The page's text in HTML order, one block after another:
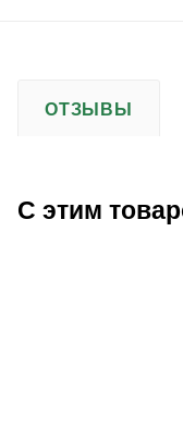
ОТЗЫВЫ
С этим